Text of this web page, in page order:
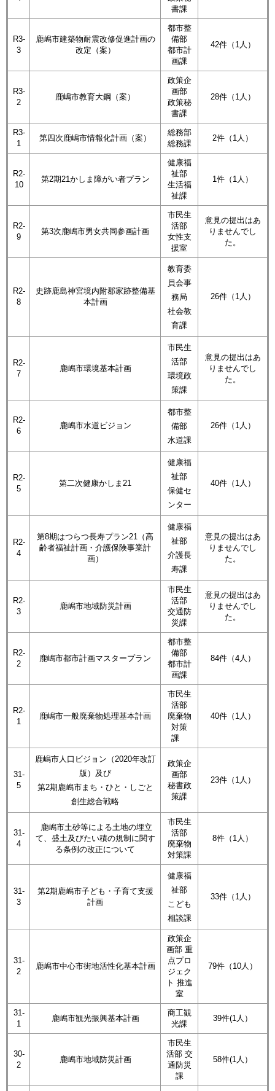
書課
R3-
3
鹿嶋市建築物耐震改修促進計画の
改定（案）​​
都市整
備部
都市計
画課​
42件（1人）
R3-
2
​鹿嶋市教育大鋼（案）
政策企
画部
政策秘
書課
28件（1人）
R3-
1
第四次鹿嶋市情報化計画（案）
総務部
総務課
2件（1人）
R2-
10
第2期21かしま障がい者プラン
健康福
祉部
生活福
祉課
1件（1人）
R2-
9
第3次鹿嶋市男女共同参画計画
市民生
活部
女性支
援室
意見の提出はあ
りませんでし
た。
R2-
8
史跡鹿島神宮境内附郡家跡整備基
本計画
教育委
員会事
務局
社会教
育課
26件（1人）
R2-
7
鹿嶋市環境基本計画
市民生
活部
環境政
策課
意見の提出はあ
りませんでし
た。
R2-
6
鹿嶋市水道ビジョン
都市整
備部
水道課
26件（1人）
R2-
5
第二次健康かしま21
健康福
祉部
保健セ
ンター
40件（1人）
R2-
4
第8期はつらつ長寿プラン21（高
齢者福祉計画・介護保険事業計
画）
健康福
祉部
介護長
寿課
意見の提出はあ
りませんでし
た。
R2-
3
鹿嶋市地域防災計画
市民生
活部
交通防
災課
意見の提出はあ
りませんでし
た。
R2-
2
鹿嶋市都市計画マスタープラン
都市整
備部
都市計
画課
84件（4人）
R2-
1
鹿嶋市一般廃棄物処理基本計画
市民生
活部
廃棄物
対策
課
40件（1人）
31-
5
鹿嶋市人口ビジョン（2020年改訂
版）及び
第2期鹿嶋市まち・ひと・しごと
創生総合戦略
政策企
画部
秘書政
策課
23件（1人）
31-
4
鹿嶋市土砂等による土地の埋立
て、盛土及びたい積の規制に関す
る条例の改正について
市民生
活部
廃棄物
対策課
8件（1人）
31-
3
第2期鹿嶋市子ども・子育て支援
計画
健康福
祉部
こども
相談課
33件（1人）
31-
2
鹿嶋市中心市街地活性化基本計画
政策企
画部 重
点プロ
ジェク
ト 推進
室
79件（10人）
31-
1
鹿嶋市観光振興基本計画
商工観
光課
39件(1人）
30-
2
鹿嶋市地域防災計画
市民生
活部 交
通防災
課
58件(1人）